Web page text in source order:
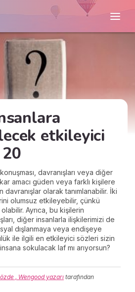
etkileyici
davranışları veya diğer
amacı güden veya farklı kişilere
davranışlar olarak tanımlanabilir. İki
olumsuz etkileyebilir, çünkü
Ayrıca, bu kişilerin
diğer insanlarla ilişkilerimizi de
dışlanmaya veya endişeye
ile ilgili en etkileyici sözleri sizin
sokulacak laf mı arıyorsun?
, Wengood yazarı tarafından